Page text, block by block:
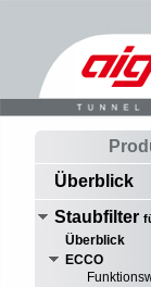
Überblick
Staubfilter
Überblick
ECCO